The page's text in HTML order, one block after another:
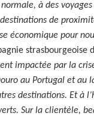
à des
de
économique pour
strasbourgeoise
impactée par la
au Portugal et au
destinations. Et à
Sur la clientèle,